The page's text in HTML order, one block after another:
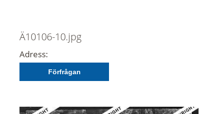
Ä10106-10.jpg
Adress:
Förfrågan